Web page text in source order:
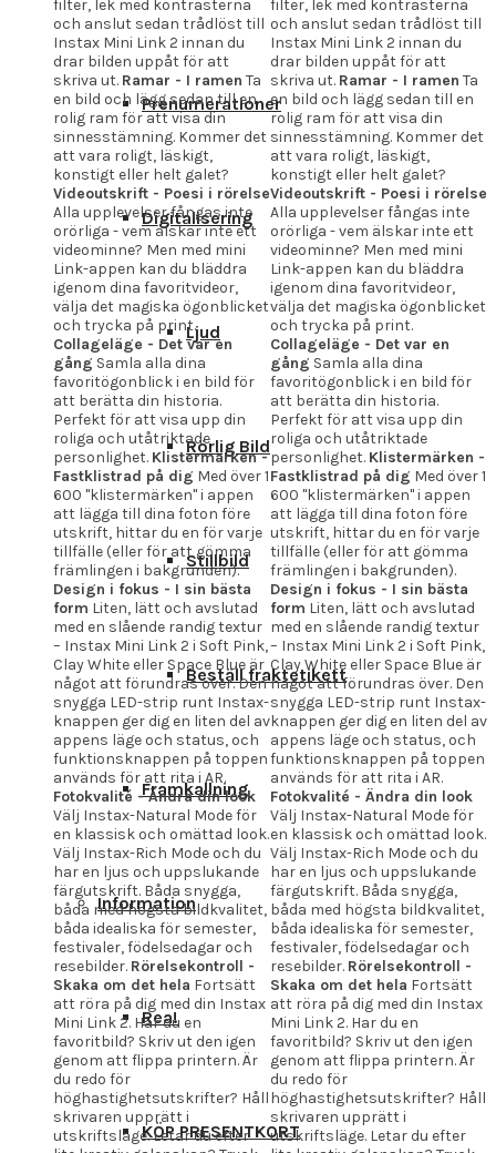
Prenumerationer
Digitalisering
Ljud
Rörlig Bild
Stillbild
Beställ fraktetikett
Framkallning
Information
Rea!
KÖP PRESENTKORT
filter, lek med kontrasterna
och anslut sedan trådlöst till
Instax Mini Link 2 innan du
drar bilden uppåt för att
skriva ut. Ramar - I ramen Ta
en bild och lägg sedan till en
rolig ram för att visa din
sinnesstämning. Kommer det
att vara roligt, läskigt,
konstigt eller helt galet?
Videoutskrift - Poesi i rörelse
Alla upplevelser fångas inte
orörliga - vem älskar inte ett
videominne? Men med mini
Link-appen kan du bläddra
igenom dina favoritvideor,
välja det magiska ögonblicket
och trycka på print.
Collageläge - Det var en
gång Samla alla dina
favoritögonblick i en bild för
att berätta din historia.
Perfekt för att visa upp din
roliga och utåtriktade
personlighet. Klistermärken -
Fastklistrad på dig Med över 1
600 "klistermärken" i appen
att lägga till dina foton före
utskrift, hittar du en för varje
tillfälle (eller för att gömma
främlingen i bakgrunden).
Design i fokus - I sin bästa
form Liten, lätt och avslutad
med en slående randig textur
– Instax Mini Link 2 i Soft Pink,
Clay White eller Space Blue är
något att förundras över. Den
snygga LED-strip runt Instax-
knappen ger dig en liten del av
appens läge och status, och
funktionsknappen på toppen
används för att rita i AR.
Fotokvalité - Ändra din look
Välj Instax-Natural Mode för
en klassisk och omättad look.
Välj Instax-Rich Mode och du
har en ljus och uppslukande
färgutskrift. Båda snygga,
båda med högsta bildkvalitet,
båda idealiska för semester,
festivaler, födelsedagar och
resebilder. Rörelsekontroll -
Skaka om det hela Fortsätt
att röra på dig med din Instax
Mini Link 2. Har du en
favoritbild? Skriv ut den igen
genom att flippa printern. Är
du redo för
höghastighetsutskrifter? Håll
skrivaren upprätt i
utskriftsläge. Letar du efter
filter, lek med kontrasterna
och anslut sedan trådlöst till
Instax Mini Link 2 innan du
drar bilden uppåt för att
skriva ut. Ramar - I ramen Ta
en bild och lägg sedan till en
rolig ram för att visa din
sinnesstämning. Kommer det
att vara roligt, läskigt,
konstigt eller helt galet?
Videoutskrift - Poesi i rörelse
Alla upplevelser fångas inte
orörliga - vem älskar inte ett
videominne? Men med mini
Link-appen kan du bläddra
igenom dina favoritvideor,
välja det magiska ögonblicket
och trycka på print.
Collageläge - Det var en
gång Samla alla dina
favoritögonblick i en bild för
att berätta din historia.
Perfekt för att visa upp din
roliga och utåtriktade
personlighet. Klistermärken -
Fastklistrad på dig Med över 1
600 "klistermärken" i appen
att lägga till dina foton före
utskrift, hittar du en för varje
tillfälle (eller för att gömma
främlingen i bakgrunden).
Design i fokus - I sin bästa
form Liten, lätt och avslutad
med en slående randig textur
– Instax Mini Link 2 i Soft Pink,
Clay White eller Space Blue är
något att förundras över. Den
snygga LED-strip runt Instax-
knappen ger dig en liten del av
appens läge och status, och
funktionsknappen på toppen
används för att rita i AR.
Fotokvalité - Ändra din look
Välj Instax-Natural Mode för
en klassisk och omättad look.
Välj Instax-Rich Mode och du
har en ljus och uppslukande
färgutskrift. Båda snygga,
båda med högsta bildkvalitet,
båda idealiska för semester,
festivaler, födelsedagar och
resebilder. Rörelsekontroll -
Skaka om det hela Fortsätt
att röra på dig med din Instax
Mini Link 2. Har du en
favoritbild? Skriv ut den igen
genom att flippa printern. Är
du redo för
höghastighetsutskrifter? Håll
skrivaren upprätt i
utskriftsläge. Letar du efter